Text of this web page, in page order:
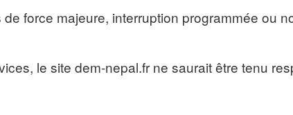
force majeure, interruption programmée ou
le site dem-nepal.fr ne saurait être tenu